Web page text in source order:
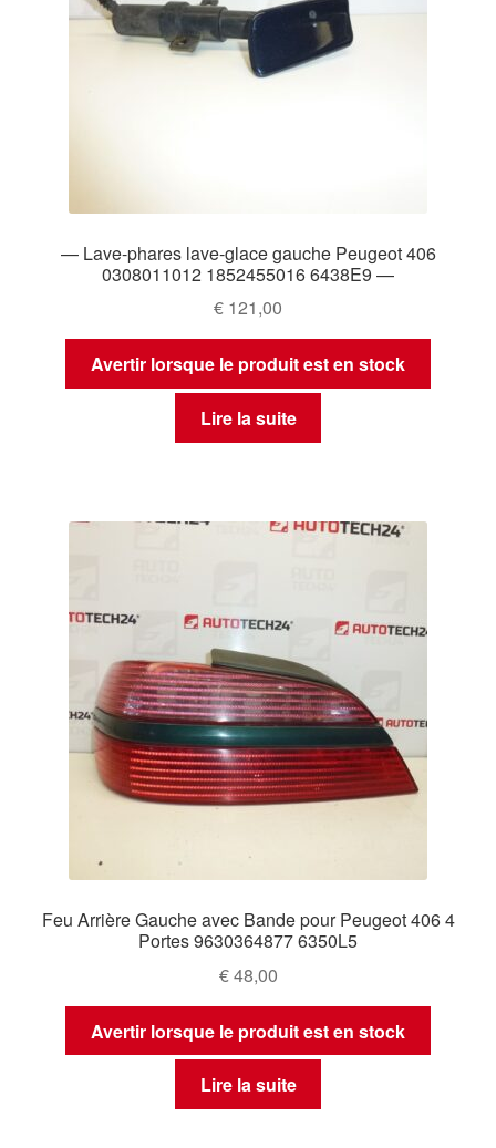
— Lave-phares lave-glace gauche Peugeot 406
0308011012 1852455016 6438E9 —
€ 121,00
Avertir lorsque le produit est en stock
Lire la suite
Feu Arrière Gauche avec Bande pour Peugeot 406 4
Portes 9630364877 6350L5
€48,00
Avertir lorsque le produit est en stock
Lire la suite